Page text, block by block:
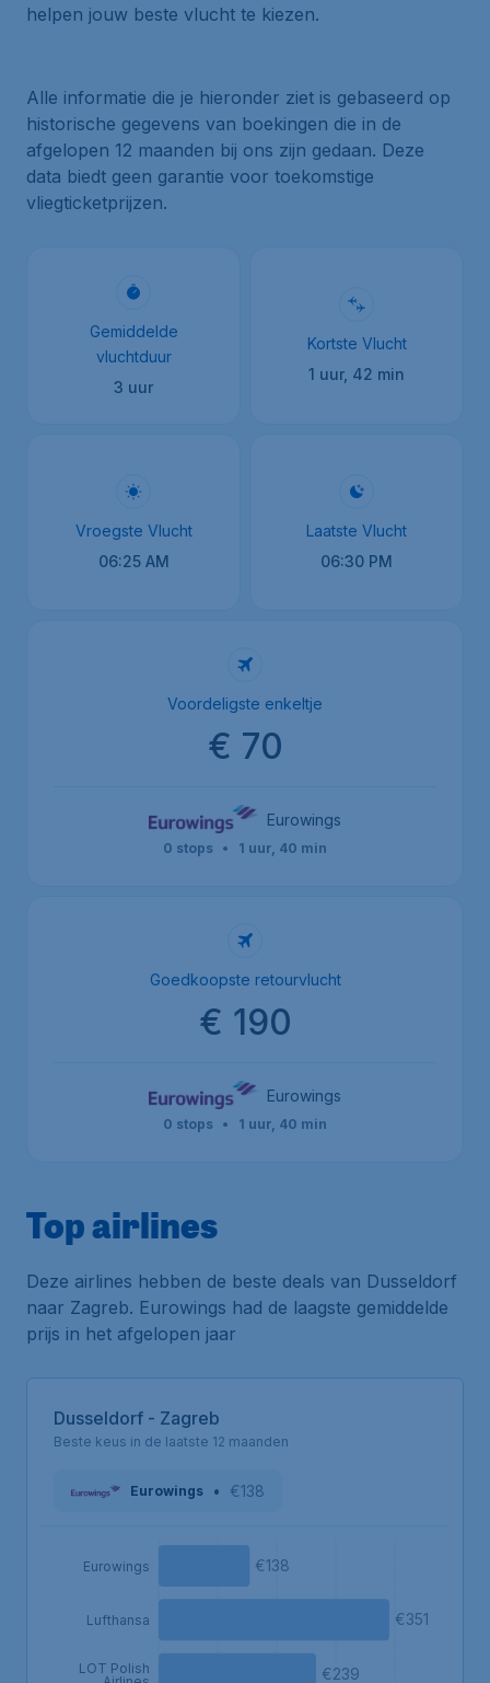
helpen jouw beste vlucht te kiezen.
Alle informatie die je hieronder ziet is gebaseerd op
historische gegevens van boekingen die in de
afgelopen 12 maanden bij ons zijn gedaan. Deze
data biedt geen garantie voor toekomstige
vliegticketprijzen.
Gemiddelde
vluchtduur
3 uur
Kortste Vlucht
1 uur, 42 min
Vroegste Vlucht
06:25 AM
Laatste Vlucht
06:30 PM
Voordeligste enkeltje
€ 70
Eurowings
0 stops • 1 uur, 40 min
Goedkoopste retourvlucht
€ 190
Eurowings
0 stops • 1 uur, 40 min
Top airlines
Deze airlines hebben de beste deals van Dusseldorf
naar Zagreb. Eurowings had de laagste gemiddelde
prijs in het afgelopen jaar
Dusseldorf - Zagreb
Beste keus in de laatste 12 maanden
Eurowings • €138
Eurowings
Lufthansa
LOT Polish
€138
€351
€239